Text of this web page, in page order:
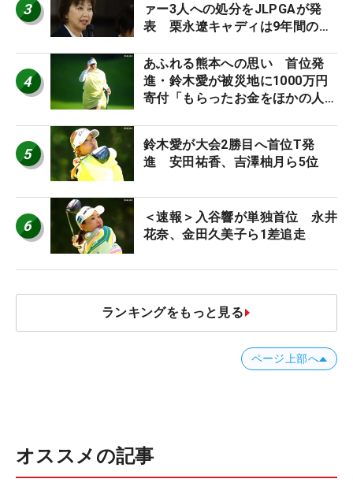
3
ァー3人への処分をJLPGAが発
表 栗永遼キャディは9年間の立
4
あふれる熊本への思い 首位発
進・鈴木愛が被災地に1000万円
寄付「もらったお金をほかの人
5
鈴木愛が大会2勝目へ首位T発
進 安田祐香、吉澤柚月ら5位
6
＜速報＞入谷響が単独首位 永井
花奈、金田久美子ら1差追走
ランキングをもっと見る
ページ上部へ
オススメの記事